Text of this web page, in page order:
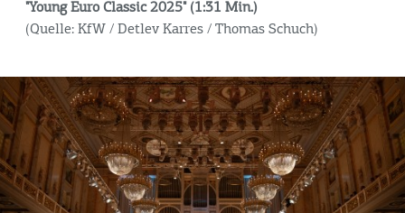
"Young Euro Classic 2025" (1:31 Min.)
(Quelle: KfW / Detlev Karres / Thomas Schuch)